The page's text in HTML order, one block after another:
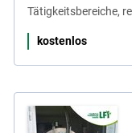
Tätigkeitsbereiche,
kostenlos